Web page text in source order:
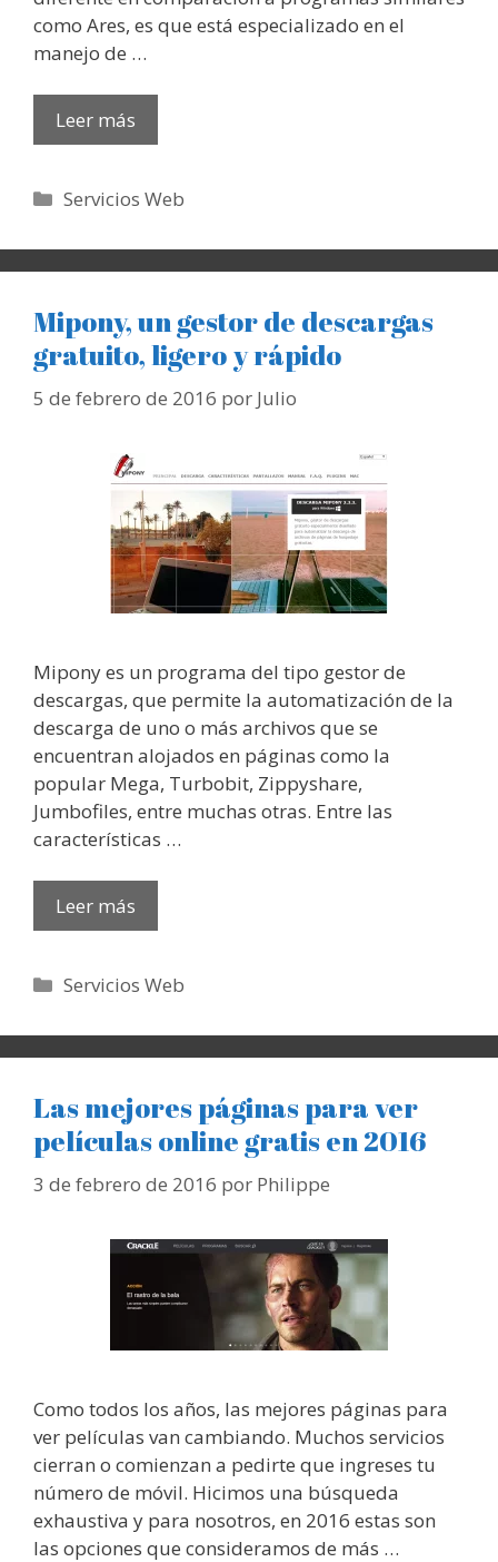
como Ares, es que está especializado en el
manejo de …
Leer más
Categorías
Servicios Web
Mipony, un gestor de descargas
gratuito, ligero y rápido
5 de febrero de 2016 por Julio
Mipony es un programa del tipo gestor de
descargas, que permite la automatización de la
descarga de uno o más archivos que se
encuentran alojados en páginas como la
popular Mega, Turbobit, Zippyshare,
Jumbofiles, entre muchas otras. Entre las
características …
Leer más
Categorías
Servicios Web
Las mejores páginas para ver
películas online gratis en 2016
3 de febrero de 2016 por Philippe
Como todos los años, las mejores páginas para
ver películas van cambiando. Muchos servicios
cierran o comienzan a pedirte que ingreses tu
número de móvil. Hicimos una búsqueda
exhaustiva y para nosotros, en 2016 estas son
las opciones que consideramos de más …